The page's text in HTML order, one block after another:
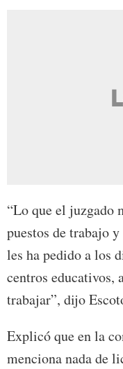
“Lo que el juzgado
puestos de trabajo
les ha pedido a los
centros educativos,
trabajar”, dijo
Explicó que en la
menciona nada de